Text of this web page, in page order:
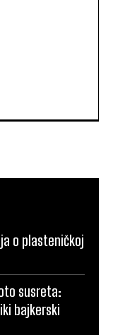
o plasteničkoj
susreta:
bajkerski